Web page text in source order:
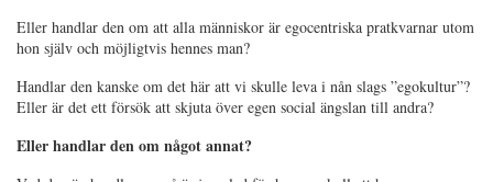
Eller handlar den om att alla människor är egocentriska pratkvarnar utom
hon själv och möjligtvis hennes man?
Handlar den kanske om det här att vi skulle leva i nån slags ”egokultur”?
Eller är det ett försök att skjuta över egen social ängslan till andra?
Eller handlar den om något annat?